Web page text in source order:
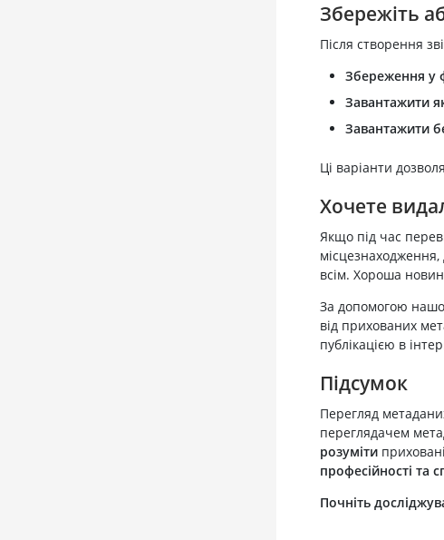
Збережіть
Після створення
Збереження у
Завантажити
Завантажити
Ці варіанти
Хочете
Якщо під час
всім. Хороша
За допомогою
від прихованих
публікацією в
Підсумок
Перегляд
переглядачем
розуміти
професійності та
Почніть